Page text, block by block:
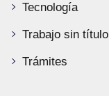
Tecnología
Trabajo sin título
Trámites